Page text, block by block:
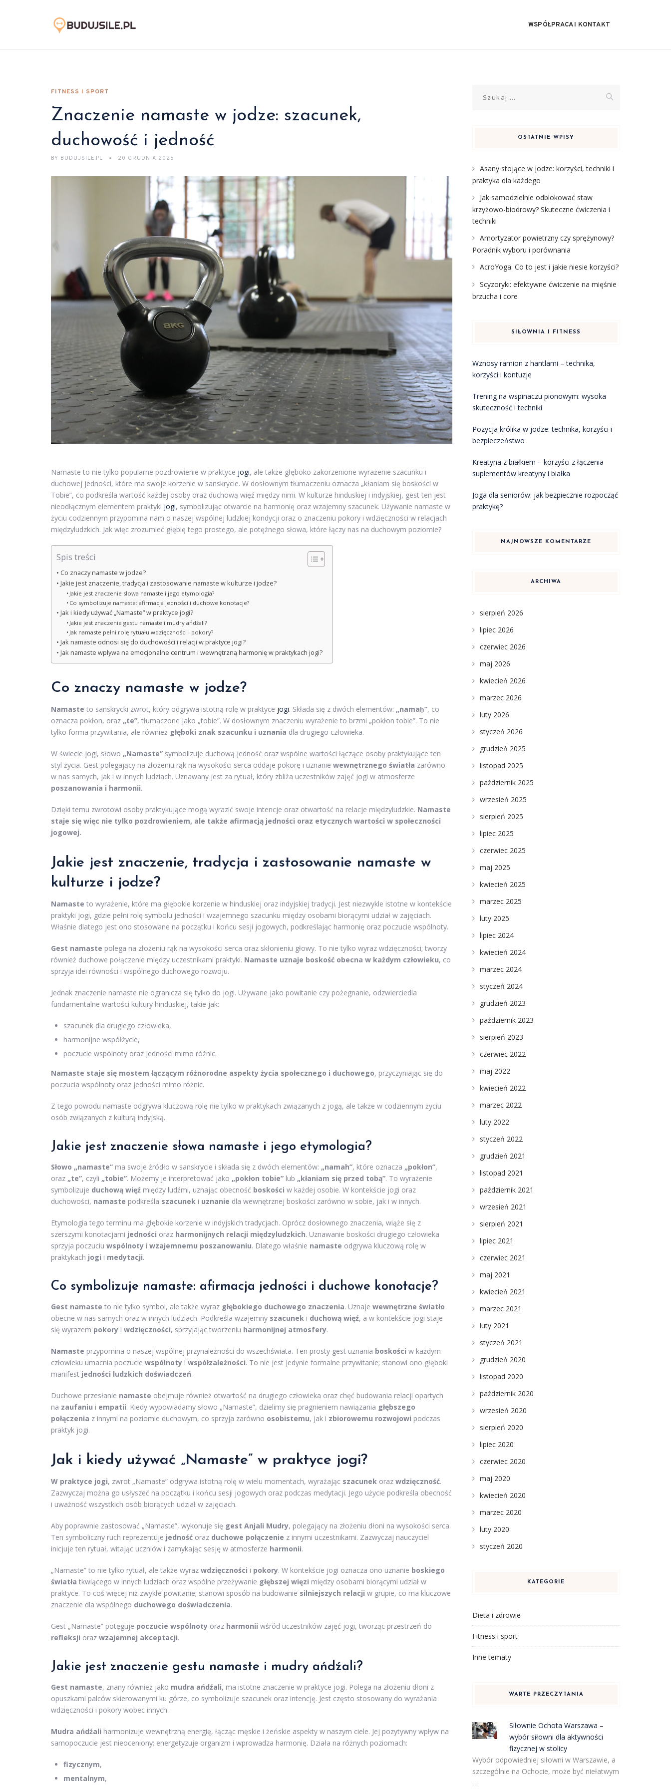
WSPÓŁPRACA I KONTAKT
FITNESS I SPORT
Znaczenie namaste w jodze: szacunek,
duchowość i jedność
BY BUDUJSILE.PL 20 GRUDNIA 2025
Namaste to nie tylko popularne pozdrowienie w praktyce jogi, ale także głęboko zakorzenione wyrażenie szacunku i
duchowej jedności, które ma swoje korzenie w sanskrycie. W dosłownym tłumaczeniu oznacza „kłaniam się boskości w
Tobie”, co podkreśla wartość każdej osoby oraz duchową więź między nimi. W kulturze hinduskiej i indyjskiej, gest ten jest
nieodłącznym elementem praktyki jogi, symbolizując otwarcie na harmonię oraz wzajemny szacunek. Używanie namaste w
życiu codziennym przypomina nam o naszej wspólnej ludzkiej kondycji oraz o znaczeniu pokory i wdzięczności w relacjach
międzyludzkich. Jak więc zrozumieć głębię tego prostego, ale potężnego słowa, które łączy nas na duchowym poziomie?
Spis treści
Co znaczy namaste w jodze?
Jakie jest znaczenie, tradycja i zastosowanie namaste w kulturze i jodze?
Jakie jest znaczenie słowa namaste i jego etymologia?
Co symbolizuje namaste: afirmacja jedności i duchowe konotacje?
Jak i kiedy używać „Namaste” w praktyce jogi?
Jakie jest znaczenie gestu namaste i mudry ańdźali?
Jak namaste pełni rolę rytuału wdzięczności i pokory?
Jak namaste odnosi się do duchowości i relacji w praktyce jogi?
Jak namaste wpływa na emocjonalne centrum i wewnętrzną harmonię w praktykach jogi?
Co znaczy namaste w jodze?
Namaste to sanskrycki zwrot, który odgrywa istotną rolę w praktyce jogi. Składa się z dwóch elementów: „namaḥ”, co
oznacza pokłon, oraz „te”, tłumaczone jako „tobie”. W dosłownym znaczeniu wyrażenie to brzmi „pokłon tobie”. To nie
tylko forma przywitania, ale również głęboki znak szacunku i uznania dla drugiego człowieka.
W świecie jogi, słowo „Namaste” symbolizuje duchową jedność oraz wspólne wartości łączące osoby praktykujące ten
styl życia. Gest polegający na złożeniu rąk na wysokości serca oddaje pokorę i uznanie wewnętrznego światła zarówno
w nas samych, jak i w innych ludziach. Uznawany jest za rytuał, który zbliża uczestników zajęć jogi w atmosferze
poszanowania i harmonii.
Dzięki temu zwrotowi osoby praktykujące mogą wyrazić swoje intencje oraz otwartość na relacje międzyludzkie. Namaste
staje się więc nie tylko pozdrowieniem, ale także afirmacją jedności oraz etycznych wartości w społeczności
jogowej.
Jakie jest znaczenie, tradycja i zastosowanie namaste w
kulturze i jodze?
Namaste to wyrażenie, które ma głębokie korzenie w hinduskiej oraz indyjskiej tradycji. Jest niezwykle istotne w kontekście
praktyki jogi, gdzie pełni rolę symbolu jedności i wzajemnego szacunku między osobami biorącymi udział w zajęciach.
Właśnie dlatego jest ono stosowane na początku i końcu sesji jogowych, podkreślając harmonię oraz poczucie wspólnoty.
Gest namaste polega na złożeniu rąk na wysokości serca oraz skłonieniu głowy. To nie tylko wyraz wdzięczności; tworzy
również duchowe połączenie między uczestnikami praktyki. Namaste uznaje boskość obecna w każdym człowieku, co
sprzyja idei równości i wspólnego duchowego rozwoju.
Jednak znaczenie namaste nie ogranicza się tylko do jogi. Używane jako powitanie czy pożegnanie, odzwierciedla
fundamentalne wartości kultury hinduskiej, takie jak:
szacunek dla drugiego człowieka,
harmonijne współżycie,
poczucie wspólnoty oraz jedności mimo różnic.
Namaste staje się mostem łączącym różnorodne aspekty życia społecznego i duchowego, przyczyniając się do
poczucia wspólnoty oraz jedności mimo różnic.
Z tego powodu namaste odgrywa kluczową rolę nie tylko w praktykach związanych z jogą, ale także w codziennym życiu
osób związanych z kulturą indyjską.
Jakie jest znaczenie słowa namaste i jego etymologia?
Słowo „namaste” ma swoje źródło w sanskrycie i składa się z dwóch elementów: „namah”, które oznacza „pokłon”,
oraz „te”, czyli „tobie”. Możemy je interpretować jako „pokłon tobie” lub „kłaniam się przed tobą”. To wyrażenie
symbolizuje duchową więź między ludźmi, uznając obecność boskości w każdej osobie. W kontekście jogi oraz
duchowości, namaste podkreśla szacunek i uznanie dla wewnętrznej boskości zarówno w sobie, jak i w innych.
Etymologia tego terminu ma głębokie korzenie w indyjskich tradycjach. Oprócz dosłownego znaczenia, wiąże się z
szerszymi konotacjami jedności oraz harmonijnych relacji międzyludzkich. Uznawanie boskości drugiego człowieka
sprzyja poczuciu wspólnoty i wzajemnemu poszanowaniu. Dlatego właśnie namaste odgrywa kluczową rolę w
praktykach jogi i medytacji.
Co symbolizuje namaste: afirmacja jedności i duchowe konotacje?
Gest namaste to nie tylko symbol, ale także wyraz głębokiego duchowego znaczenia. Uznaje wewnętrzne światło
obecne w nas samych oraz w innych ludziach. Podkreśla wzajemny szacunek i duchową więź, a w kontekście jogi staje
się wyrazem pokory i wdzięczności, sprzyjając tworzeniu harmonijnej atmosfery.
Namaste przypomina o naszej wspólnej przynależności do wszechświata. Ten prosty gest uznania boskości w każdym
człowieku umacnia poczucie wspólnoty i współzależności. To nie jest jedynie formalne przywitanie; stanowi ono głęboki
manifest jedności ludzkich doświadczeń.
Duchowe przesłanie namaste obejmuje również otwartość na drugiego człowieka oraz chęć budowania relacji opartych
na zaufaniu i empatii. Kiedy wypowiadamy słowo „Namaste”, dzielimy się pragnieniem nawiązania głębszego
połączenia z innymi na poziomie duchowym, co sprzyja zarówno osobistemu, jak i zbiorowemu rozwojowi podczas
praktyk jogi.
Jak i kiedy używać „Namaste” w praktyce jogi?
W praktyce jogi, zwrot „Namaste” odgrywa istotną rolę w wielu momentach, wyrażając szacunek oraz wdzięczność.
Zazwyczaj można go usłyszeć na początku i końcu sesji jogowych oraz podczas medytacji. Jego użycie podkreśla obecność
i uważność wszystkich osób biorących udział w zajęciach.
Aby poprawnie zastosować „Namaste”, wykonuje się gest Anjali Mudry, polegający na złożeniu dłoni na wysokości serca.
Ten symboliczny ruch reprezentuje jedność oraz duchowe połączenie z innymi uczestnikami. Zazwyczaj nauczyciel
inicjuje ten rytuał, witając uczniów i zamykając sesję w atmosferze harmonii.
„Namaste” to nie tylko rytuał, ale także wyraz wdzięczności i pokory. W kontekście jogi oznacza ono uznanie boskiego
światła tkwiącego w innych ludziach oraz wspólne przeżywanie głębszej więzi między osobami biorącymi udział w
praktyce. To coś więcej niż zwykłe powitanie; stanowi sposób na budowanie silniejszych relacji w grupie, co ma kluczowe
znaczenie dla wspólnego duchowego doświadczenia.
Gest „Namaste” potęguje poczucie wspólnoty oraz harmonii wśród uczestników zajęć jogi, tworząc przestrzeń do
refleksji oraz wzajemnej akceptacji.
Jakie jest znaczenie gestu namaste i mudry ańdźali?
Gest namaste, znany również jako mudra ańdźali, ma istotne znaczenie w praktyce jogi. Polega na złożeniu dłoni z
opuszkami palców skierowanymi ku górze, co symbolizuje szacunek oraz intencję. Jest często stosowany do wyrażania
wdzięczności i pokory wobec innych.
Mudra ańdźali harmonizuje wewnętrzną energię, łącząc męskie i żeńskie aspekty w naszym ciele. Jej pozytywny wpływ na
samopoczucie jest nieoceniony; energetyzuje organizm i wprowadza harmonię. Działa na różnych poziomach:
fizycznym,
mentalnym,
OSTATNIE WPISY
Asany stojące w jodze: korzyści, techniki i
praktyka dla każdego
Jak samodzielnie odblokować staw
krzyżowo-biodrowy? Skuteczne ćwiczenia i
techniki
Amortyzator powietrzny czy sprężynowy?
Poradnik wyboru i porównania
AcroYoga: Co to jest i jakie niesie korzyści?
Scyzoryki: efektywne ćwiczenie na mięśnie
brzucha i core
SIŁOWNIA I FITNESS
Wznosy ramion z hantlami – technika,
korzyści i kontuzje
Trening na wspinaczu pionowym: wysoka
skuteczność i techniki
Pozycja królika w jodze: technika, korzyści i
bezpieczeństwo
Kreatyna z białkiem – korzyści z łączenia
suplementów kreatyny i białka
Joga dla seniorów: jak bezpiecznie rozpocząć
praktykę?
NAJNOWSZE KOMENTARZE
ARCHIWA
sierpień 2026
lipiec 2026
czerwiec 2026
maj 2026
kwiecień 2026
marzec 2026
luty 2026
styczeń 2026
grudzień 2025
listopad 2025
październik 2025
wrzesień 2025
sierpień 2025
lipiec 2025
czerwiec 2025
maj 2025
kwiecień 2025
marzec 2025
luty 2025
lipiec 2024
kwiecień 2024
marzec 2024
styczeń 2024
grudzień 2023
październik 2023
sierpień 2023
czerwiec 2022
maj 2022
kwiecień 2022
marzec 2022
luty 2022
styczeń 2022
grudzień 2021
listopad 2021
październik 2021
wrzesień 2021
sierpień 2021
lipiec 2021
czerwiec 2021
maj 2021
kwiecień 2021
marzec 2021
luty 2021
styczeń 2021
grudzień 2020
listopad 2020
październik 2020
wrzesień 2020
sierpień 2020
lipiec 2020
czerwiec 2020
maj 2020
kwiecień 2020
marzec 2020
luty 2020
styczeń 2020
KATEGORIE
Dieta i zdrowie
Fitness i sport
Inne tematy
WARTE PRZECZYTANIA
Siłownie Ochota Warszawa –
wybór siłowni dla aktywności
fizycznej w stolicy
Wybór odpowiedniej siłowni w Warszawie, a
szczególnie na Ochocie, może być niełatwym
…